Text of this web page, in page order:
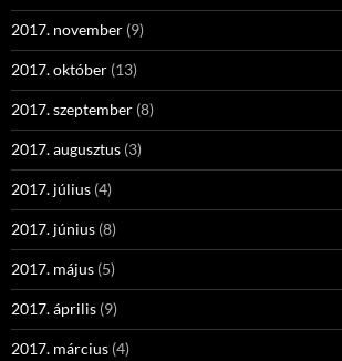
2017. november (9)
2017. október (13)
2017. szeptember (8)
2017. augusztus (3)
2017. július (4)
2017. június (8)
2017. május (5)
2017. április (9)
2017. március (4)